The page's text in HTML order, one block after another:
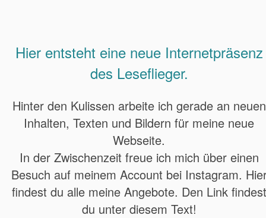
Hier entsteht eine neue Internetpräsenz
des Leseflieger.
Hinter den Kulissen arbeite ich gerade an neuen
Inhalten, Texten und Bildern für meine neue
Webseite.
In der Zwischenzeit freue ich mich über einen
Besuch auf meinem Account bei Instagram.
findest du alle meine Angebote. Den Link findest
du unter diesem Text!